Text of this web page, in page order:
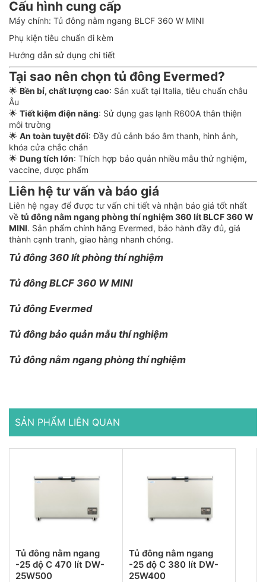
Cấu hình cung cấp
Máy chính: Tủ đông nằm ngang BLCF 360 W MINI
Phụ kiện tiêu chuẩn đi kèm
Hướng dẫn sử dụng chi tiết
Tại sao nên chọn tủ đông Evermed?
🌟 Bền bỉ, chất lượng cao: Sản xuất tại Italia, tiêu chuẩn châu
Âu
🌟 Tiết kiệm điện năng: Sử dụng gas lạnh R600A thân thiện
môi trường
🌟 An toàn tuyệt đối: Đầy đủ cảnh báo âm thanh, hình ảnh,
khóa cửa chắc chắn
🌟 Dung tích lớn: Thích hợp bảo quản nhiều mẫu thử nghiệm,
vaccine, dược phẩm
Liên hệ tư vấn và báo giá
Liên hệ ngay để được tư vấn chi tiết và nhận báo giá tốt nhất
về tủ đông nằm ngang phòng thí nghiệm 360 lít BLCF 360 W
MINI. Sản phẩm chính hãng Evermed, bảo hành đầy đủ, giá
thành cạnh tranh, giao hàng nhanh chóng.
Tủ đông 360 lít phòng thí nghiệm
Tủ đông BLCF 360 W MINI
Tủ đông Evermed
Tủ đông bảo quản mẫu thí nghiệm
Tủ đông nằm ngang phòng thí nghiệm
SẢN PHẨM LIÊN QUAN
Tủ đông nằm ngang
-25 độ C 470 lít DW-
25W500
Tủ đông nằm ngang
-25 độ C 380 lít DW-
25W400